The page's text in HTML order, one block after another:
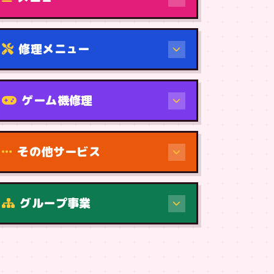
修理メニュー
機種から
ゲーム機修理
その他サービス
グループ事業